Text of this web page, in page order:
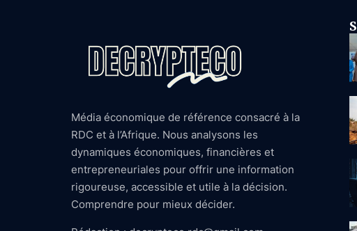
Média économique de référence consacré à la
RDC et à l’Afrique. Nous analysons les
dynamiques économiques, financières et
entrepreneuriales pour offrir une information
rigoureuse, accessible et utile à la décision.
Comprendre pour mieux décider.